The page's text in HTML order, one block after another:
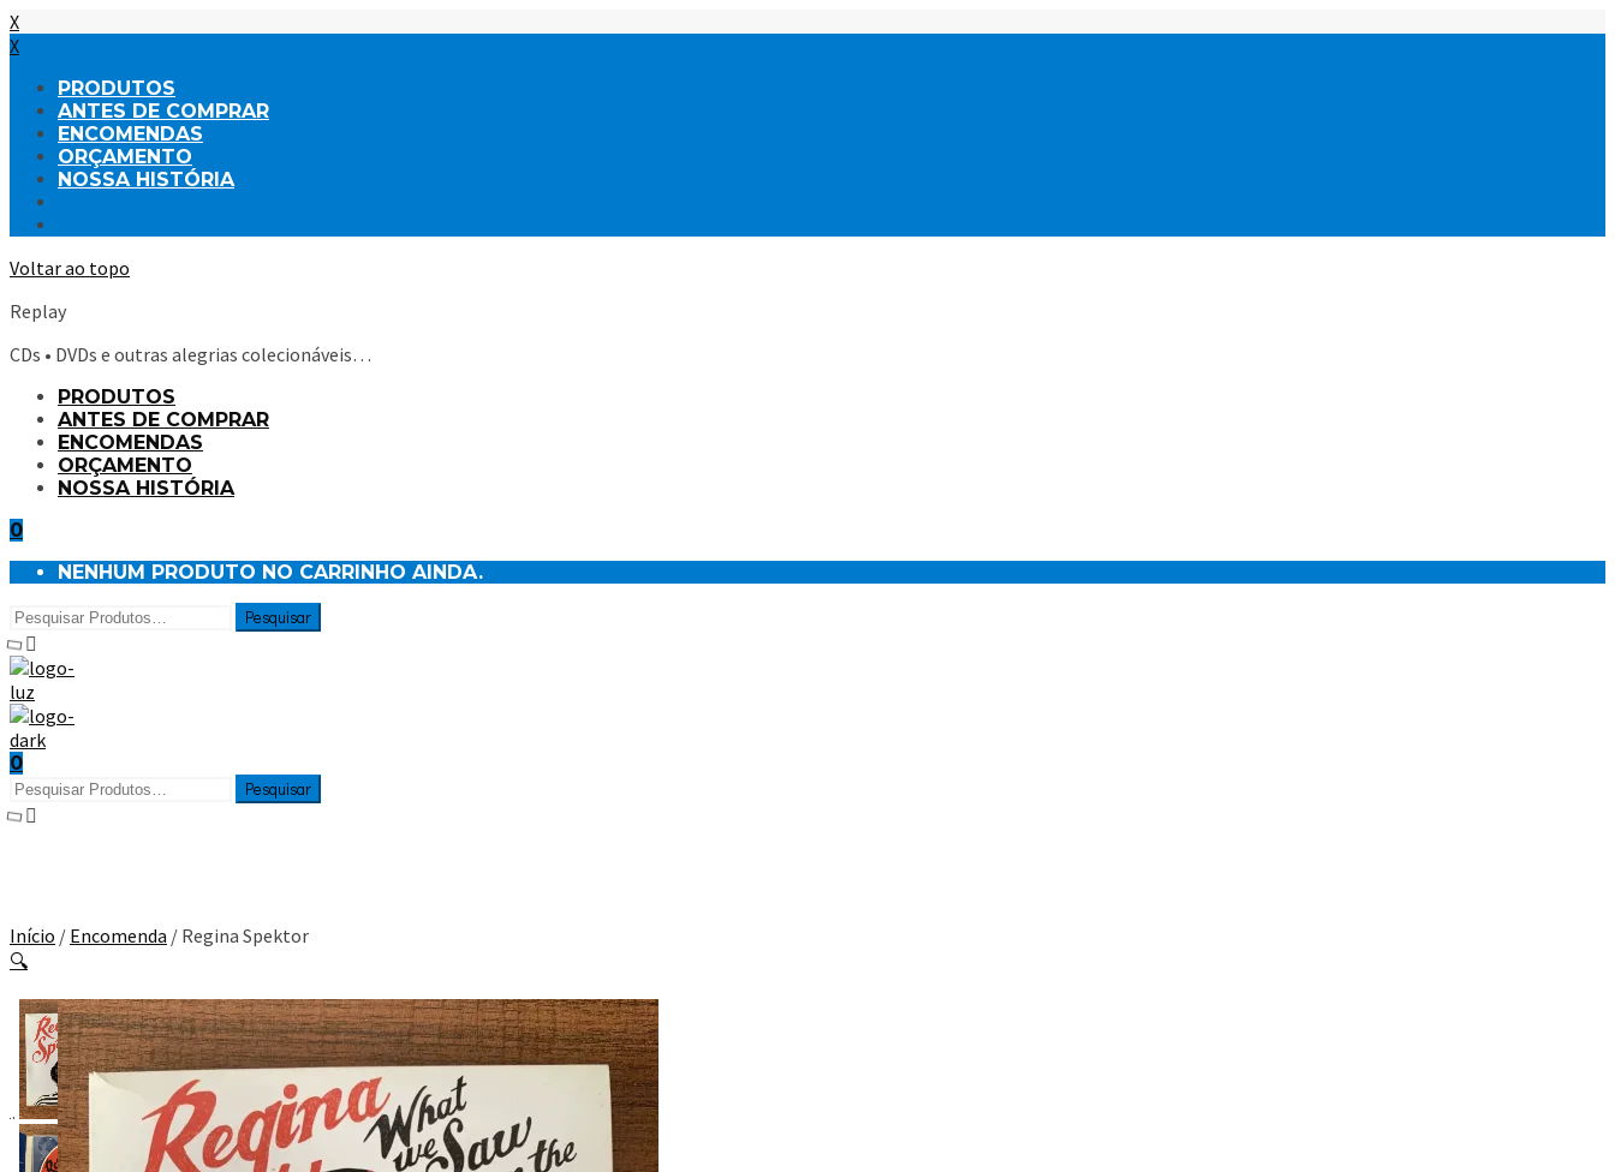
X
X
PRODUTOS
ANTES DE COMPRAR
ENCOMENDAS
ORÇAMENTO
NOSSA HISTÓRIA
Voltar ao topo
Replay
CDs • DVDs e outras alegrias colecionáveis…
PRODUTOS
ANTES DE COMPRAR
ENCOMENDAS
ORÇAMENTO
NOSSA HISTÓRIA
0
NENHUM PRODUTO NO CARRINHO AINDA.
0
Início / Encomenda / Regina Spektor
🔍